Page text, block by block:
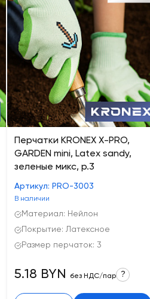
Перчатки KRONEX X-PRO,
GARDEN mini, Latex sandy,
зеленые микс, р.3
Артикул: PRO-3003
В наличии
Материал: Нейлон
Покрытие: Латексное
Размер перчаток: 3
5.18 BYN без НДС/пар ?